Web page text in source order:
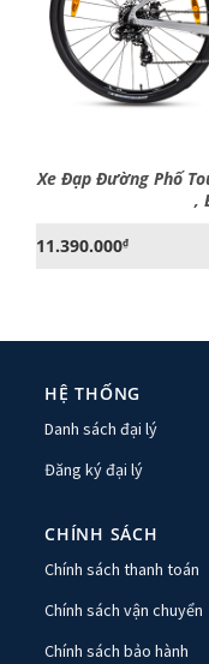
Xe Đạp Đường Phố
,
11.390.000₫
HỆ THỐNG
Danh sách đại lý
Đăng ký đại lý
CHÍNH SÁCH
Chính sách thanh toán
Chính sách vận chuyển
Chính sách bảo hành